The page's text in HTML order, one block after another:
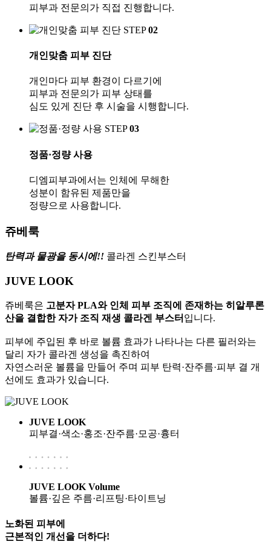
피부과 전문의가 직접 진행합니다.
STEP02
개인맞춤 피부 진단
개인마다 피부 환경이 다르기에
피부과 전문의가 피부 상태를
심도 있게 진단 후 시술을 시행합니다.
STEP03
정품·정량 사용
디엠피부과에서는 인체에 무해한
성분이 함유된 제품만을
정량으로 사용합니다.
쥬베룩
탄력과 물광을 동시에!! 콜라겐 스킨부스터
JUVE LOOK
쥬베룩은 고분자 PLA와 인체 피부 조직에 존재하는 히알루론
산을 결합한 자가 조직 재생 콜라겐 부스터 입니다.
피부에 주입된 후 바로 볼륨 효과가 나타나는 다른 필러와는
달리 자가 콜라겐 생성을 촉진하여
자연스러운 볼륨을 만들어 주며 피부 탄력·잔주름·피부 결 개
선에도 효과가 있습니다.
JUVE LOOK
피부결·색소·홍조·잔주름·모공·흉터
JUVE LOOK Volume
볼륨·깊은 주름·리프팅·타이트닝
노화된 피부에
근본적인 개선 을 더하다!